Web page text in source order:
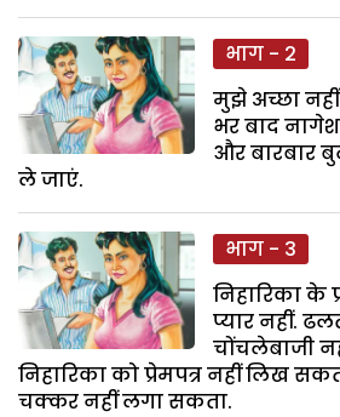
भाग - 2
मुझे अच्छा
भर बाद
और बारबार
ले जाएं.
भाग - 3
निहारिका के
प्यार नहीं.
चोंचलेबाजी
निहारिका को प्रेमपत्र नहीं लिख
चक्कर नहीं लगा सकता.